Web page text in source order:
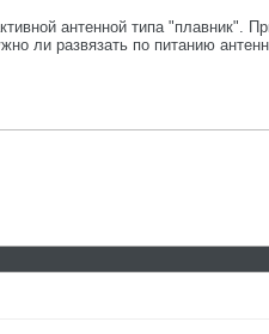
антенной типа "плавник".
ли развязать по питанию